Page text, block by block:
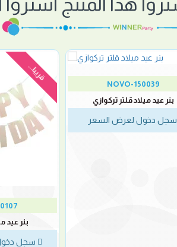
NOVO-150039
بنر عيد ميلاد قلتر تركوازي
سجل دخول لعرض السعر
قريبا...
بنر عيد
سجل